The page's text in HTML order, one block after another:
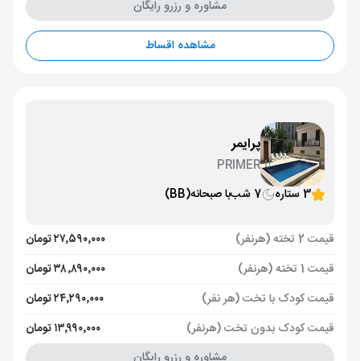
مشاوره و رزرو رایگان
مشاهده اقساط
پرایمر
PRIMER
3 ستاره
7 شب با صبحانه(BB)
قیمت 2 تخته (هرنفر)
۲۷٬۵۹۰٬۰۰۰ تومان
قیمت 1 تخته (هرنفر)
۳۸٬۸۹۰٬۰۰۰ تومان
قیمت کودک با تخت (هر نفر)
۲۴٬۲۹۰٬۰۰۰ تومان
قیمت کودک بدون تخت (هرنفر)
۱۳٬۹۹۰٬۰۰۰ تومان